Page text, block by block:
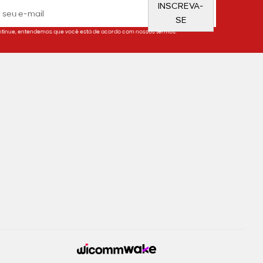
INSCREVA-
SE
entendemos que você está de acordo com nossos termos.